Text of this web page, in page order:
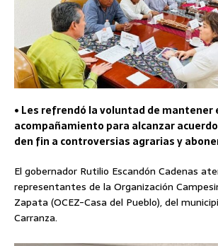
• Les refrendó la voluntad de mantener
acompañamiento para alcanzar
den fin a controversias agrarias y
El gobernador Rutilio Escandón Cadenas
representantes de la Organización
Zapata (OCEZ-Casa del Pueblo), del
Carranza.